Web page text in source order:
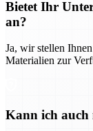
Bietet Ihr
an?
Ja, wir stellen
Materialien zur
Kann ich auch